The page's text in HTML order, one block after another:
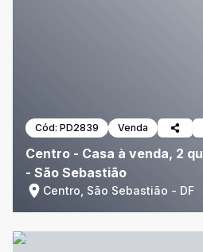
Cód: PD2839 Venda
Centro - Casa à venda, 2
- São Sebastião
Centro, São Sebastião - DF